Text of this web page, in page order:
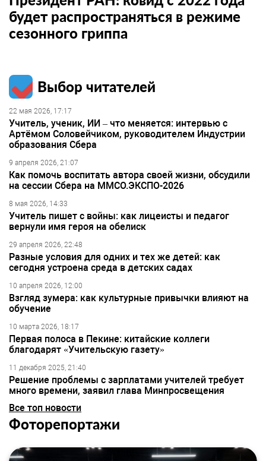
будет распространяться в режиме
сезонного гриппа
Выбор читателей
22 мая 2026, 17:17
Учитель, ученик, ИИ – что меняется: интервью с
Артёмом Соловейчиком, руководителем Индустрии
образования Сбера
9 апреля 2026, 21:07
Как помочь воспитать автора своей жизни, обсудили
на сессии Сбера на ММСО.ЭКСПО-2026
8 мая 2026, 14:33
Учитель пишет с войны: как лицеисты и педагог
вернули имя героя на обелиск
29 апреля 2026, 22:48
Разные условия для одних и тех же детей: как
сегодня устроена среда в детских садах
10 апреля 2026, 12:00
Взгляд зумера: как культурные привычки влияют на
обучение
10 марта 2026, 18:17
Первая полоса в Пекине: китайские коллеги
благодарят «Учительскую газету»
11 декабря 2025, 21:40
Решение проблемы с зарплатами учителей требует
много времени, заявил глава Минпросвещения
Все топ новости
Фоторепортажи